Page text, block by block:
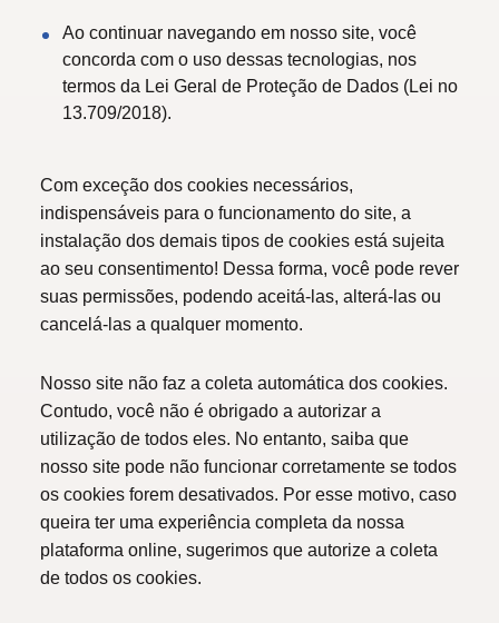
Ao continuar navegando em nosso site, você
concorda com o uso dessas tecnologias, nos
termos da Lei Geral de Proteção de Dados (Lei no
13.709/2018).
Com exceção dos cookies necessários,
indispensáveis para o funcionamento do site, a
instalação dos demais tipos de cookies está sujeita
ao seu consentimento! Dessa forma, você pode rever
suas permissões, podendo aceitá-las, alterá-las ou
cancelá-las a qualquer momento.
Nosso site não faz a coleta automática dos cookies.
Contudo, você não é obrigado a autorizar a
utilização de todos eles. No entanto, saiba que
nosso site pode não funcionar corretamente se todos
os cookies forem desativados. Por esse motivo, caso
queira ter uma experiência completa da nossa
plataforma online, sugerimos que autorize a coleta
de todos os cookies.